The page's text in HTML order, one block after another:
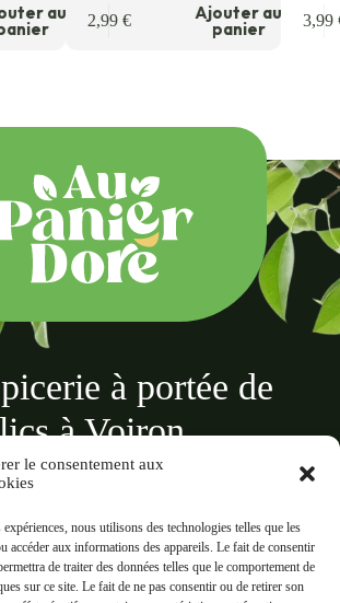
le consentement aux
nous utilisons des technologies telles que les
accéder aux informations des appareils. Le fait de consentir
de traiter des données telles que le comportement de
sur ce site. Le fait de ne pas consentir ou de retirer son
au 2,99 € Ajouter au
panier 3,99
à portée de
à Voiron
Au panier doré
des Terreaux, 38500 Voiron